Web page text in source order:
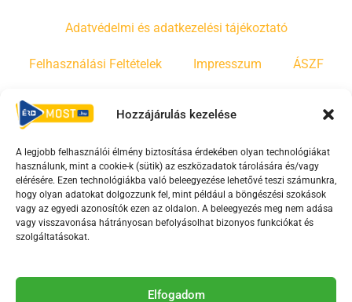
Hozzájárulás kezelése
A legjobb felhasználói élmény biztosítása érdekében olyan technológiákat
használunk, mint a cookie-k (sütik) az eszközadatok tárolására és/vagy
elérésére. Ezen technológiákba való beleegyezése lehetővé teszi számunkra,
hogy olyan adatokat dolgozzunk fel, mint például a böngészési szokások
vagy az egyedi azonosítók ezen az oldalon. A beleegyezés meg nem adása
vagy visszavonása hátrányosan befolyásolhat bizonyos funkciókat és
szolgáltatásokat.
Elfogadom
Adatvédelmi és adatkezelési tájékoztató
Felhasználási Feltételek Impresszum ÁSZF
Irányelvek
F
a
c
e
b
o
Y
o
u
t
u
e
T
i
k
t
Az Érd Média médiaszolgáltatási tevékenységét a